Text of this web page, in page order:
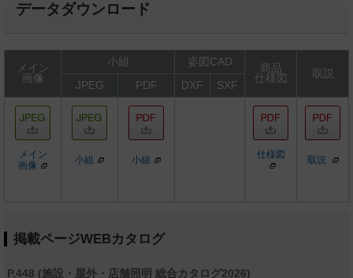
データダウンロード
メイン
画像
小組 姿図CAD
商品
仕様図
取説
JPEG
PDF DXF SXF
メイン
画像
小組 小組 仕様図 取説
掲載ページWEBカタログ
P.448 (施設・屋外・店舗照明 総合カタログ2026)